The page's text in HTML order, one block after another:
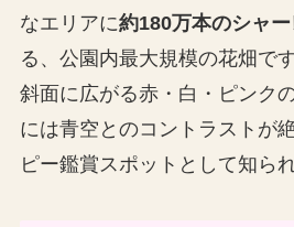
なエリアに約180万本のシャ
る、公園内最大規模の花畑で
斜面に広がる赤・白・ピンク
には青空とのコントラストが
ピー鑑賞スポットとして知ら